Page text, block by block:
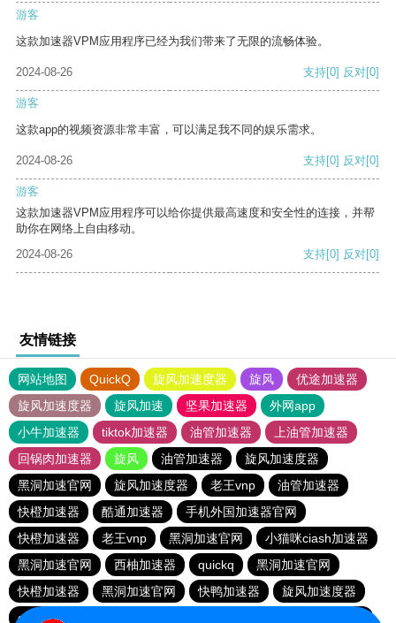
游客
这款加速器VPM应用程序已经为我们带来了无限的流畅体验。
2024-08-26 支持[0] 反对[0]
游客
这款app的视频资源非常丰富，可以满足我不同的娱乐需求。
2024-08-26 支持[0] 反对[0]
游客
这款加速器VPM应用程序可以给你提供最高速度和安全性的连接，并帮
助你在网络上自由移动。
2024-08-26
支持[0] 反对[0]
友情链接
网站地图 QuickQ 旋风加速度器 旋风
优途加速器
旋风加速度器
旋风加速 坚果加速器
外网app
小牛加速器
tiktok加速器 油管加速器
上油管加速器
回锅肉加速器
旋风 油管加速器
旋风加速度器
黑洞加速官网
旋风加速度器 老王vnp
油管加速器
快橙加速器
酷通加速器
手机外国加速器官网
快橙加速器
老王vnp 黑洞加速官网
小猫咪ciash加速器
黑洞加速官网
西柚加速器 quickq
黑洞加速官网
快橙加速器
黑洞加速官网 快鸭加速器
旋风加速度器
quickq